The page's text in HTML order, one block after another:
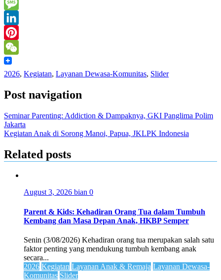
Mail
Print
Message
LinkedIn
Pinterest
WeChat
2026, Kegiatan, Layanan Dewasa-Komunitas, Slider
Post navigation
Seminar Parenting: Addiction & Dampaknya, GKI Panglima Polim
Jakarta
Kegiatan Anak di Sorong Manoi, Papua, JKLPK Indonesia
Related posts
August 3, 2026 bian 0
Parent & Kids: Kehadiran Orang Tua dalam Tumbuh
Kembang dan Masa Depan Anak, HKBP Semper
Senin (3/08/2026) Kehadiran orang tua merupakan salah satu
faktor penting yang mendukung tumbuh kembang anak
secara...
2026 Kegiatan Layanan Anak & Remaja Layanan Dewasa-
Komunitas Slider